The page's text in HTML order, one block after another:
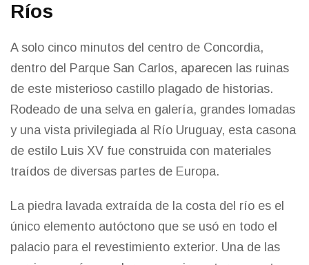
Ríos
A solo cinco minutos del centro de Concordia,
dentro del Parque San Carlos, aparecen las ruinas
de este misterioso castillo plagado de historias.
Rodeado de una selva en galería, grandes lomadas
y una vista privilegiada al Río Uruguay, esta casona
de estilo Luis XV fue construida con materiales
traídos de diversas partes de Europa.
La piedra lavada extraída de la costa del río es el
único elemento autóctono que se usó en todo el
palacio para el revestimiento exterior. Una de las